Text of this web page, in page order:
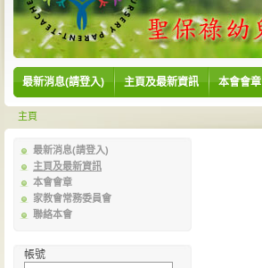
最新消息(請登入) 主頁及最新資訊 本會會章
主頁
最新消息(請登入)
主頁及最新資訊
本會會章
家教會常務委員會
聯絡本會
帳號